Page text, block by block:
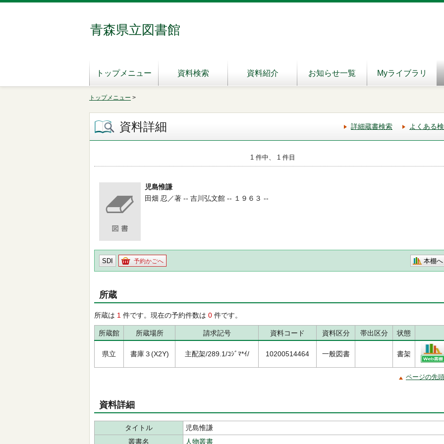
青森県立図書館
トップメニュー 資料検索 資料紹介 お知らせ一覧 Myライブラリ
トップメニュー >
資料詳細 詳細蔵書検索 よくある
1 件中、 1 件目
児島惟謙
田畑 忍／著 -- 吉川弘文館 -- １９６３ --
SDI 予約かごへ 本棚へ
所蔵
所蔵は 1 件です。現在の予約件数は 0 件です。
所蔵館 所蔵場所 請求記号 資料コード 資料区分 帯出区分 状態
県立 書庫３(X2Y) 主配架/289.1/ｺｼﾞﾏ*ｲ/ 10200514464 一般図書 書架
ページの先
資料詳細
タイトル
児島惟謙
叢書名
人物叢書